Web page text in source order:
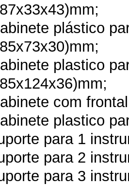
plástico
plastico
com
plastico
para 1
para 2
para 3